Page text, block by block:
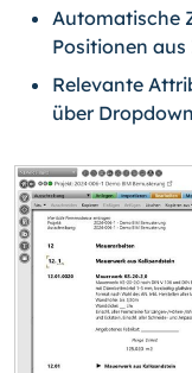
Automatische
Positionen
Relevante
über